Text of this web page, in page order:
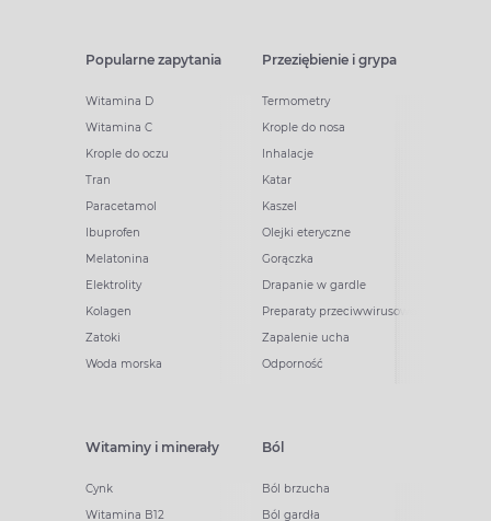
Popularne zapytania
Witamina D
Witamina C
Krople do oczu
Tran
Paracetamol
Ibuprofen
Melatonina
Elektrolity
Kolagen
Zatoki
Woda morska
Przeziębienie i grypa
Termometry
Krople do nosa
Inhalacje
Katar
Kaszel
Olejki eteryczne
Gorączka
Drapanie w gardle
Preparaty przeciwwirusowe
Zapalenie ucha
Odporność
Witaminy i minerały
Cynk
Witamina B12
Ból
Ból brzucha
Ból gardła